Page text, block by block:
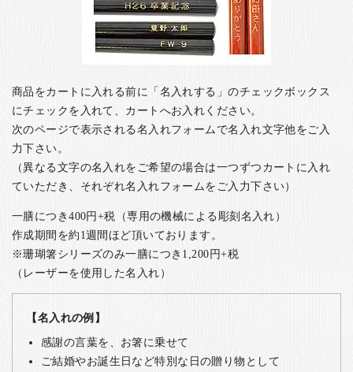
商品をカートに入れる前に「名入れする」のチェックボックス
にチェックを入れて、カートへお入れください。
次のページで表示される名入れフォームで名入れ文字他をご入
力下さい。
（異なる文字の名入れをご希望の場合は一つずつカートに入れ
ていただき、それぞれ名入れフォームをご入力下さい）
一膳につき400円+税（専用の機械による彫刻名入れ）
作成期間を約1週間ほど頂いております。
※珊瑚箸シリーズのみ一膳につき1,200円+税
（レーザーを使用した名入れ）
【名入れの例】
感謝の言葉を、お箸に乗せて
ご結婚やお誕生日など特別な日の贈り物として